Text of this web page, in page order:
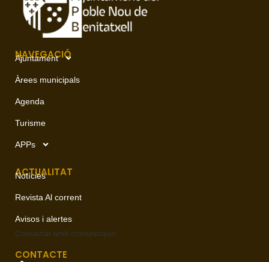
NAVEGACIÓ
Ajuntament
Àrees municipals
Agenda
Turisme
APPs
ACTUALITAT
Notícies
Revista Al corrent
Avisos i alertes
Contactar amb comunicació
CONTACTE